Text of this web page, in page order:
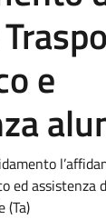
e
ed assistenza
(Ta)